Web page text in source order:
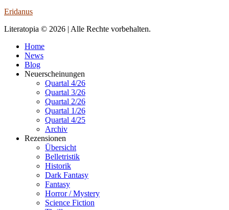
Eridanus
Literatopia © 2026 | Alle Rechte vorbehalten.
Home
News
Blog
Neuerscheinungen
Quartal 4/26
Quartal 3/26
Quartal 2/26
Quartal 1/26
Quartal 4/25
Archiv
Rezensionen
Übersicht
Belletristik
Historik
Dark Fantasy
Fantasy
Horror / Mystery
Science Fiction